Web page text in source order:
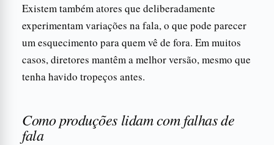
Existem também atores que deliberadamente
experimentam variações na fala, o que pode parecer
um esquecimento para quem vê de fora. Em muitos
casos, diretores mantêm a melhor versão, mesmo que
tenha havido tropeços antes.
Como produções lidam com falhas de
fala